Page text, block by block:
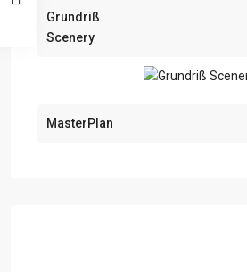
Grundriß
Scenery
MasterPlan